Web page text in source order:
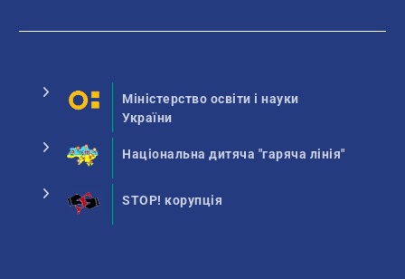
Міністерство освіти і науки
України
Національна дитяча "гаряча лінія"
STOP! корупція